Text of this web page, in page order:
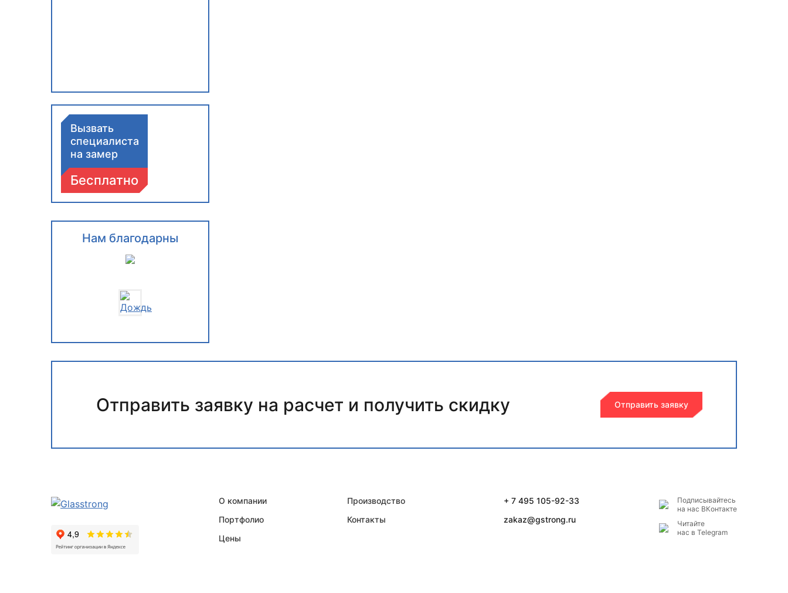
Вызвать
специалиста
на замер
Бесплатно
Нам благодарны
Отправить заявку на расчет и получить скидку Отправить заявку
О компании
Портфолио
Цены
Производство
Контакты
+ 7 495 105-92-33
zakaz@gstrong.ru
Подписывайтесь
на наc ВКонтакте
Читайте
нас в Telegram